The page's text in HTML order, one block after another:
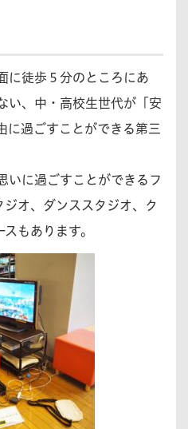
に徒歩５分のところにあ
い、中・高校生世代が「安
に過ごすことができる第三
いに過ごすことができるフ
ジオ、ダンススタジオ、ク
もあります。